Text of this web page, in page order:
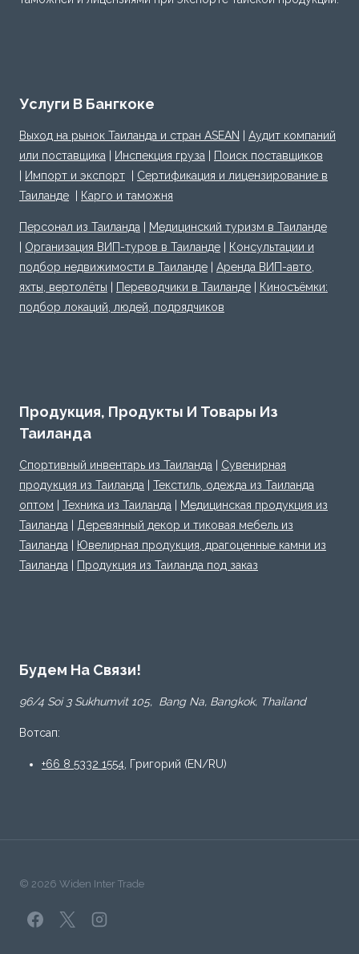
Услуги В Бангкоке
Выход на рынок Таиланда и стран ASEAN
Аудит компаний
или поставщика
Инспекция груза
Поиск поставщиков
Импорт и экспорт
Сертификация и лицензирование в
Таиланде
Карго и таможня
Персонал из Таиланда
Медицинский туризм в Таиланде
Организация ВИП-туров в Таиланде
Консультации и
подбор недвижимости в Таиланде
Аренда ВИП-авто,
яхты, вертолёты
Переводчики в Таиланде
Киносъёмки:
подбор локаций, людей, подрядчиков
Продукция, Продукты И Товары Из
Таиланда
Спортивный инвентарь из Таиланда
Сувенирная
продукция из Таиланда
Текстиль, одежда из Таиланда
оптом
Техника из Таиланда
Медицинская продукция из
Таиланда
Деревянный декор и тиковая мебель из
Таиланда
Ювелирная продукция, драгоценные камни из
Таиланда
Продукция из Таиланда под заказ
Будем На Связи!
96/4 Soi 3 Sukhumvit 105, Bang Na, Bangkok, Thailand
Вотсап:
+66 8 5332 1554 , Григорий (EN/RU)
© 2026 Widen Inter Trade